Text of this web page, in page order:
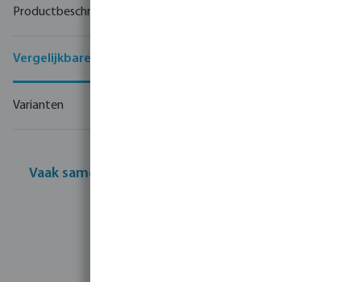
Productbeschrijving
Vergelijkbare producten
Varianten
Vaak samen gekocht